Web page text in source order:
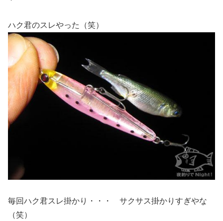
ハク君のスレやった（笑）
毎回ハク君スレ掛かり・・・ サクサス掛かりすぎやな
（笑）